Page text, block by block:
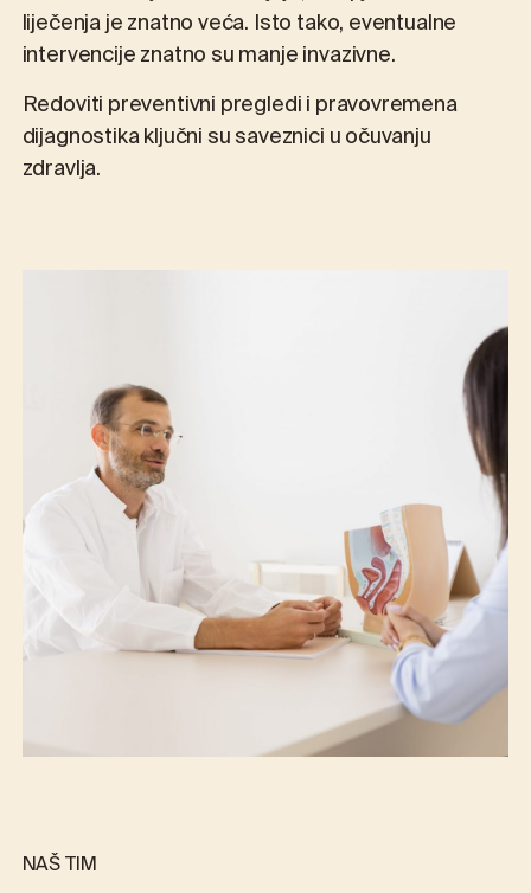
liječenja je znatno veća. Isto tako, eventualne
intervencije znatno su manje invazivne.
Redoviti preventivni pregledi i pravovremena
dijagnostika ključni su saveznici u očuvanju
zdravlja.
NAŠ TIM